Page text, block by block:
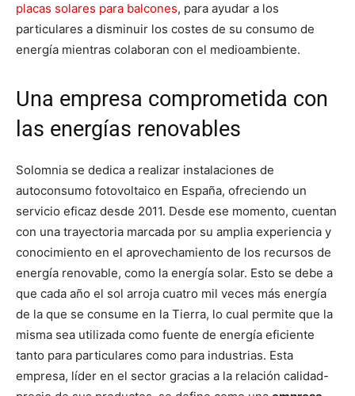
placas solares para balcones, para ayudar a los
particulares a disminuir los costes de su consumo de
energía mientras colaboran con el medioambiente.
Una empresa comprometida con
las energías renovables
Solomnia se dedica a realizar instalaciones de
autoconsumo fotovoltaico en España, ofreciendo un
servicio eficaz desde 2011. Desde ese momento, cuentan
con una trayectoria marcada por su amplia experiencia y
conocimiento en el aprovechamiento de los recursos de
energía renovable, como la energía solar. Esto se debe a
que cada año el sol arroja cuatro mil veces más energía
de la que se consume en la Tierra, lo cual permite que la
misma sea utilizada como fuente de energía eficiente
tanto para particulares como para industrias. Esta
empresa, líder en el sector gracias a la relación calidad-